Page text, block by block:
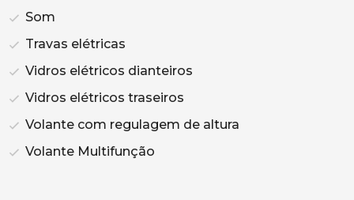
Som
Travas elétricas
Vidros elétricos dianteiros
Vidros elétricos traseiros
Volante com regulagem de altura
Volante Multifunção